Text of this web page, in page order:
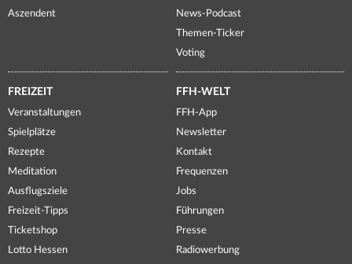
Aszendent
News-Podcast
Themen-Ticker
Voting
FREIZEIT
Veranstaltungen
Spielplätze
Rezepte
Meditation
Ausflugsziele
Freizeit-Tipps
Ticketshop
Lotto Hessen
FFH-WELT
FFH-App
Newsletter
Kontakt
Frequenzen
Jobs
Führungen
Presse
Radiowerbung